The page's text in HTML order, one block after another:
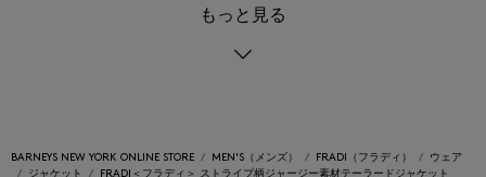
もっと見る
BARNEYS NEW YORK ONLINE STORE MEN'S（メンズ） FRADI（フラディ）
ウェア
ジャケット
FRADI＜フラディ＞ ストライプ柄ジャージー素材テーラードジャケット